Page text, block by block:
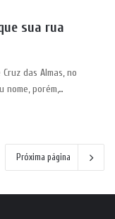
sua rua
das Almas, no
nome, porém,…
Próxima página